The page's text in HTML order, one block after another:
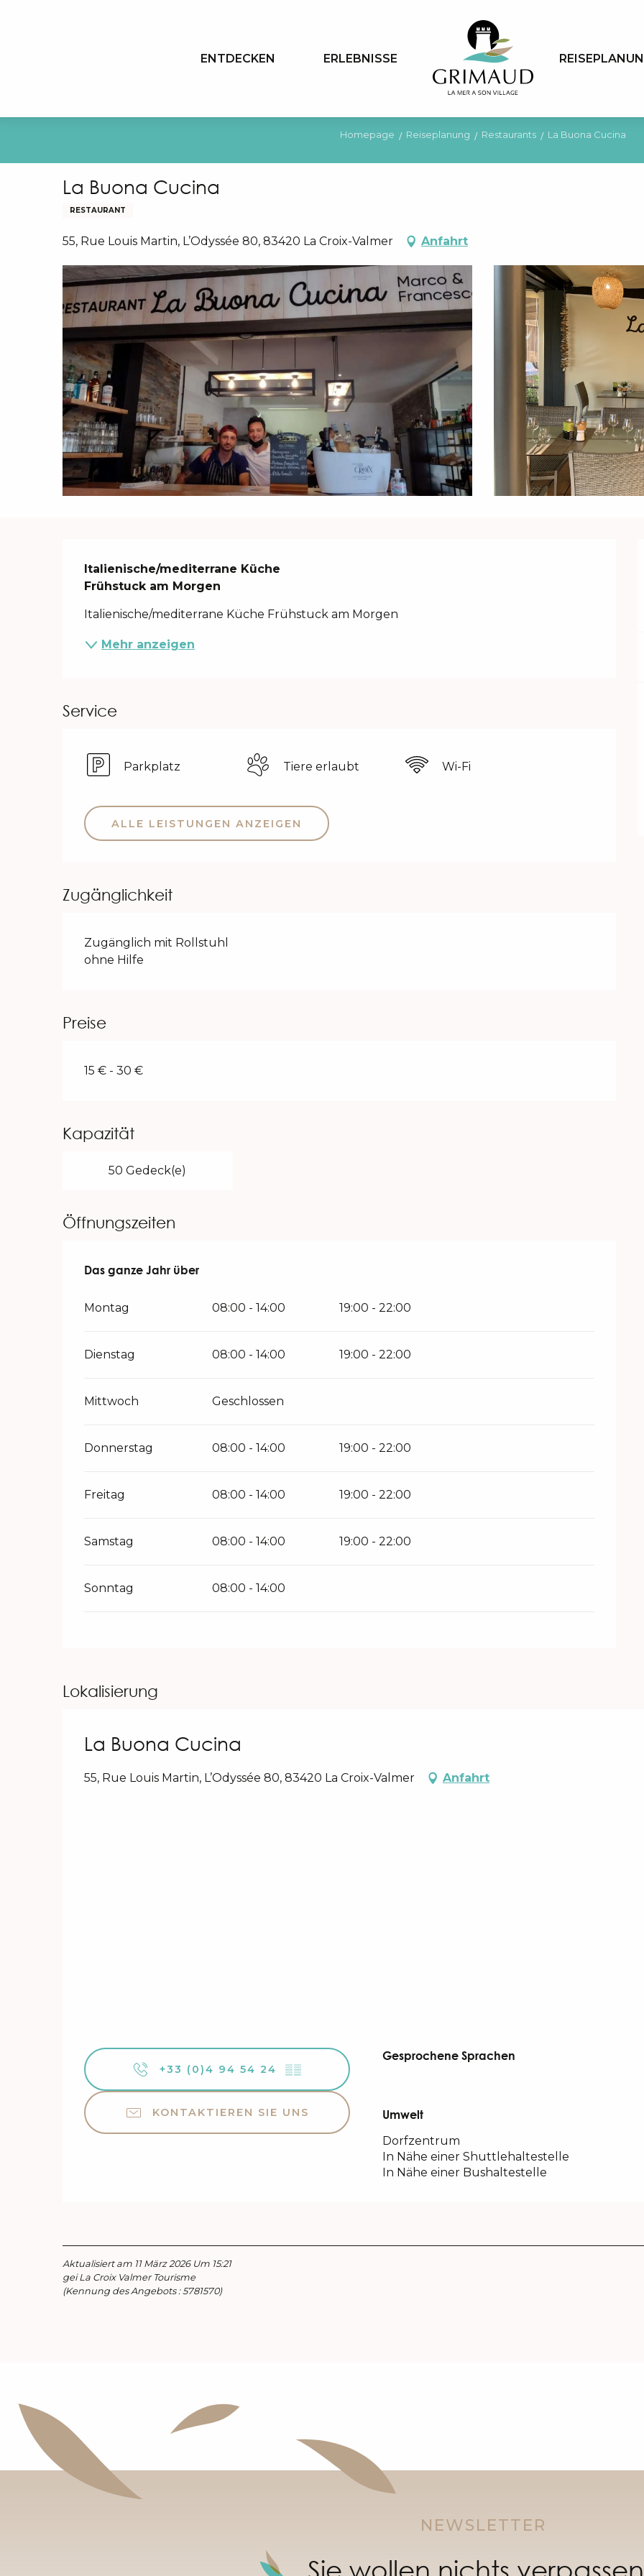
ENTDECKEN ERLEBNISSE
Homepage Reiseplanung Restaurants La Buona Cucina
La Buona Cucina
RESTAURANT
55, Rue Louis Martin, L’Odyssée 80, 83420 La Croix-Valmer Anfahrt
Beschreibung
Italienische/mediterrane Küche
Frühstuck am Morgen
Italienische/mediterrane Küche Frühstuck am Morgen
Mehr anzeigen
Service
Parkplatz Tiere erlaubt Wi-Fi
ALLE LEISTUNGEN ANZEIGEN
Zugänglichkeit
Zugänglich mit Rollstuhl
ohne Hilfe
Preise
15 € - 30 €
Kapazität
50 Gedeck(e)
Öffnungszeiten
Das ganze Jahr über
Das ganze Jahr über
Montag 08:00 - 14:00 19:00 - 22:00
Dienstag 08:00 - 14:00 19:00 - 22:00
Mittwoch Geschlossen
Donnerstag 08:00 - 14:00 19:00 - 22:00
Freitag 08:00 - 14:00 19:00 - 22:00
Samstag 08:00 - 14:00 19:00 - 22:00
Sonntag 08:00 - 14:00
Lokalisierung
La Buona Cucina
55, Rue Louis Martin, L’Odyssée 80, 83420 La Croix-Valmer Anfahrt
+33 (0)4 94 54 24 ▒▒
KONTAKTIEREN SIE UNS
Gesprochene Sprachen
Gesprochene Sprachen
Umwelt
Umwelt
Dorfzentrum
In Nähe einer Shuttlehaltestelle
In Nähe einer Bushaltestelle
Aktualisiert am 11 März 2026 Um 15:21
gei La Croix Valmer Tourisme
(Kennung des Angebots :5781570)
NEWSLETTER